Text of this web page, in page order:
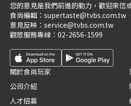
您的意見是我們前進的動力，歡迎來信
食尚編輯： supertaste@tvbs.com.tw
意見反映： service@tvbs.com.tw
觀眾服務專線： 02-2656-1599
關於食尚玩家
公司介紹
人才招募